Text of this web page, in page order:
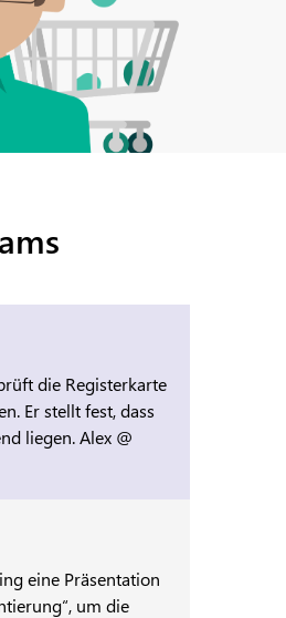
die Registerkarte
Er stellt fest, dass
liegen. Alex @
eine Präsentation
um die